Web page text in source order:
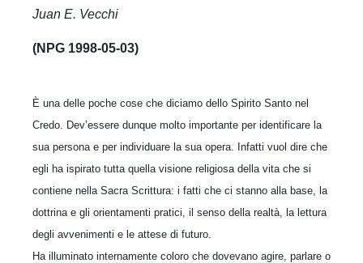
Juan E. Vecchi
(NPG 1998-05-03)
È una delle poche cose che diciamo dello Spirito Santo nel
Credo. Dev’essere dunque molto importante per identificare la
sua persona e per individuare la sua opera. Infatti vuol dire che
egli ha ispirato tutta quella visione religiosa della vita che si
contiene nella Sacra Scrittura: i fatti che ci stanno alla base, la
dottrina e gli orientamenti pratici, il senso della realtà, la lettura
degli avvenimenti e le attese di futuro.
Ha illuminato internamente coloro che dovevano agire, parlare o